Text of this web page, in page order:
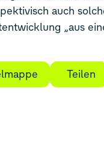
auch
„aus
Teilen